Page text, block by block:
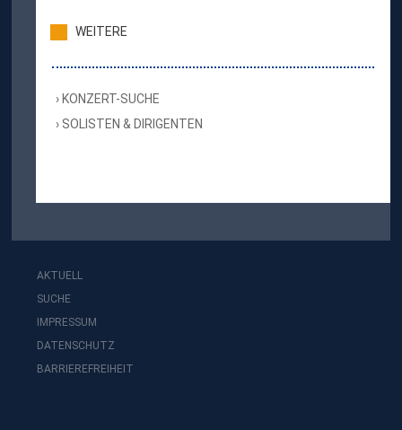
WEITERE
KONZERT-SUCHE
SOLISTEN & DIRIGENTEN
AKTUELL
SUCHE
IMPRESSUM
DATENSCHUTZ
BARRIEREFREIHEIT